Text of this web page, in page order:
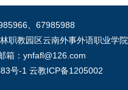
、67985988
职教园区云南外事外语职业学院
箱：ynfafl@126.com
号-1 云教ICP备1205002